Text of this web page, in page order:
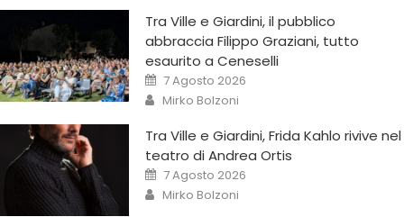
Tra Ville e Giardini, il pubblico
abbraccia Filippo Graziani, tutto
esaurito a Ceneselli
7 Agosto 2026
Mirko Bolzoni
Tra Ville e Giardini, Frida Kahlo rivive nel
teatro di Andrea Ortis
7 Agosto 2026
Mirko Bolzoni